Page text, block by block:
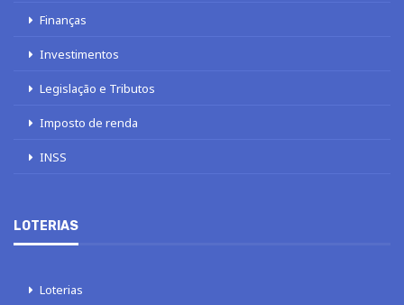
Finanças
Investimentos
Legislação e Tributos
Imposto de renda
INSS
LOTERIAS
Loterias